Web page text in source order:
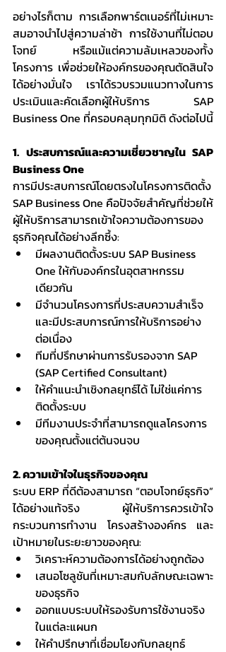
อย่างไรก็ตาม การเลือกพาร์ตเนอร์ที่ไม่เหมาะ
สมอาจนำไปสู่ความล่าช้า การใช้งานที่ไม่ตอบ
โจทย์ หรือแม้แต่ความล้มเหลวของทั้ง
โครงการ เพื่อช่วยให้องค์กรของคุณตัดสินใจ
ได้อย่างมั่นใจ เราได้รวบรวมแนวทางในการ
ประเมินและคัดเลือกผู้ให้บริการ SAP
Business One ที่ครอบคลุมทุกมิติ ดังต่อไปนี้
1. ประสบการณ์และความเชี่ยวชาญใน SAP
Business One
การมีประสบการณ์โดยตรงในโครงการติดตั้ง
SAP Business One คือปัจจัยสำคัญที่ช่วยให้
ผู้ให้บริการสามารถเข้าใจความต้องการของ
ธุรกิจคุณได้อย่างลึกซึ้ง:
มีผลงานติดตั้งระบบ SAP Business
One ให้กับองค์กรในอุตสาหกรรม
เดียวกัน
มีจำนวนโครงการที่ประสบความสำเร็จ
และมีประสบการณ์การให้บริการอย่าง
ต่อเนื่อง
ทีมที่ปรึกษาผ่านการรับรองจาก SAP
(SAP Certified Consultant)
ให้คำแนะนำเชิงกลยุทธ์ได้ ไม่ใช่แค่การ
ติดตั้งระบบ
มีทีมงานประจำที่สามารถดูแลโครงการ
ของคุณตั้งแต่ต้นจนจบ
2. ความเข้าใจในธุรกิจของคุณ
ระบบ ERP ที่ดีต้องสามารถ “ตอบโจทย์ธุรกิจ”
ได้อย่างแท้จริง ผู้ให้บริการควรเข้าใจ
กระบวนการทำงาน โครงสร้างองค์กร และ
เป้าหมายในระยะยาวของคุณ:
วิเคราะห์ความต้องการได้อย่างถูกต้อง
เสนอโซลูชันที่เหมาะสมกับลักษณะเฉพาะ
ของธุรกิจ
ออกแบบระบบให้รองรับการใช้งานจริง
ในแต่ละแผนก
ให้คำปรึกษาที่เชื่อมโยงกับกลยุทธ์